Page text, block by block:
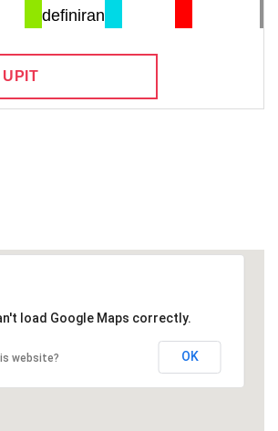
definiran
UPIT
load Google Maps correctly.
website? OK